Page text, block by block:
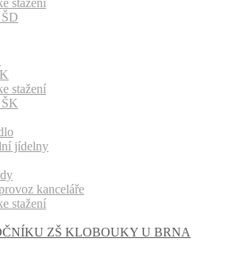
stažení
stažení
jídelny
kanceláře
stažení
ZŠ KLOBOUKY U BRNA